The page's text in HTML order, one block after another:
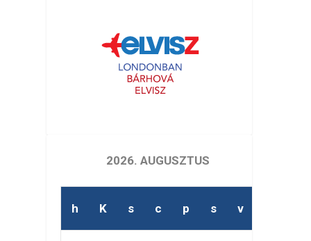
2026. AUGUSZTUS
h K s c p s v